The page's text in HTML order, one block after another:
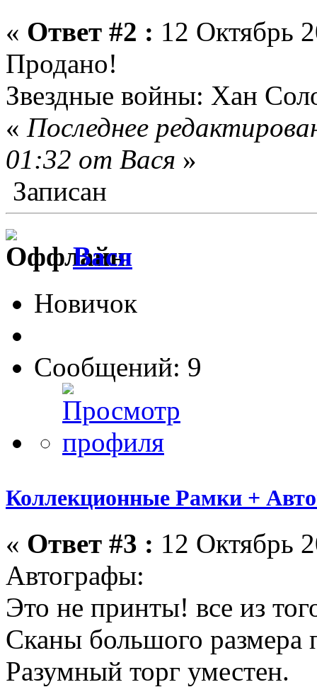
« Ответ #2 : 12 Октябрь
Продано!
Звездные войны: Хан
« Последнее
01:32 от Вася »
Записан
Вася
Новичок
Сообщений: 9
Коллекционные Рамки +
« Ответ #3 : 12 Октябрь
Автографы:
Это не принты! все из
Сканы большого размера
Разумный торг уместен.